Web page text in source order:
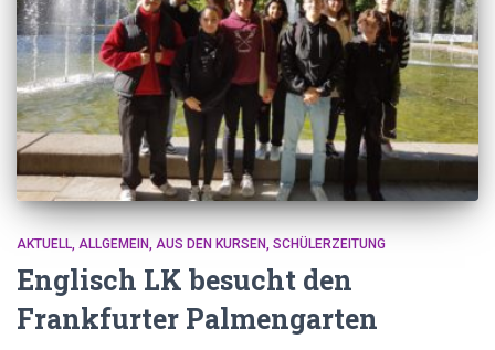
AKTUELL ALLGEMEIN AUS DEN KURSEN SCHÜLERZEITUNG
Englisch LK besucht den
Frankfurter Palmengarten